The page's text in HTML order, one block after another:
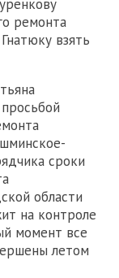
ремонта
взять
сроки
области
на контроле
момент все
летом